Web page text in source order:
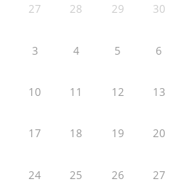
27 28 29 30
3 4 5 6
10 11 12 13
17 18 19 20
24 25 26 27